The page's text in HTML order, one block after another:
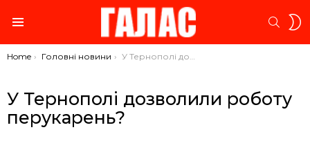
You are here:
Home Головні новини У Тернополі дозволили роботу перукарень?
У Тернополі дозволили роботу
перукарень?